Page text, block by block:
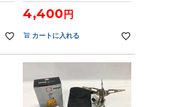
4,400
カートに入れる